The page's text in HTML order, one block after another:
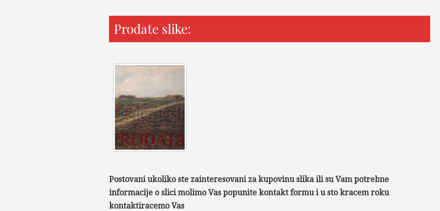
Prodate slike:
Postovani ukoliko ste zainteresovani za kupovinu slika ili su Vam potrebne
informacije o slici molimo Vas popunite kontakt formu i u sto kracem roku
kontaktiracemo Vas